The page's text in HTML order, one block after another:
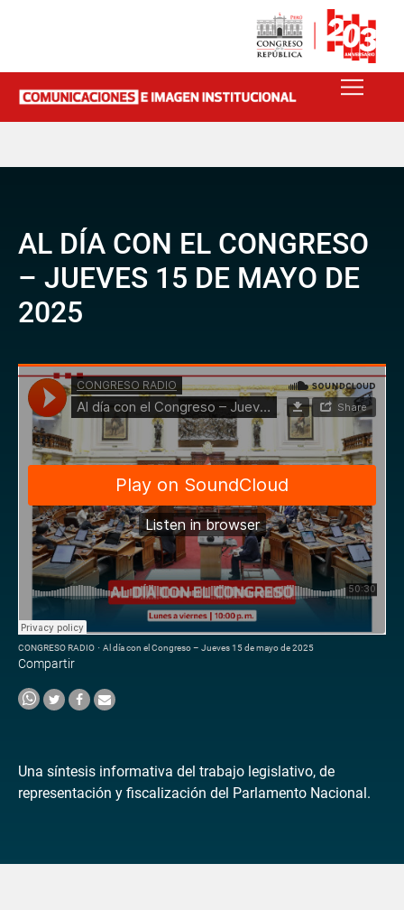
AL DÍA CON EL CONGRESO
– JUEVES 15 DE MAYO DE
2025
CONGRESO RADIO · Al día con el Congreso – Jueves 15 de mayo de 2025
Compartir
Una síntesis informativa del trabajo legislativo, de
representación y fiscalización del Parlamento Nacional.